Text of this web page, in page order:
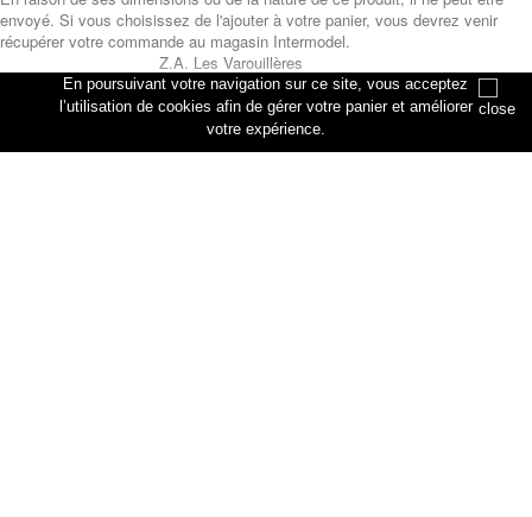
En poursuivant votre navigation sur ce site, vous acceptez
l’utilisation de cookies afin de gérer votre panier et améliorer
votre expérience.
envoyé. Si vous choisissez de l'ajouter à votre panier, vous devrez venir
récupérer votre commande au magasin Intermodel.
Z.A. Les Varouillères
rue des artisans
76330 Petiville
Ajouter au panier